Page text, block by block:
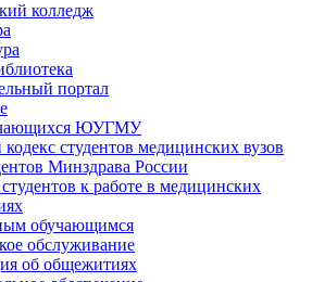
колледж
портал
ЮУГМУ
студентов медицинских вузов
Минздрава России
к работе в медицинских
обучающимся
обслуживание
об общежитиях